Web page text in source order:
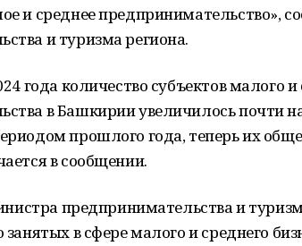
и среднее предпринимательство»,
и туризма региона.
года количество субъектов малого и
в Башкирии увеличилось почти
прошлого года, теперь их
в сообщении.
предпринимательства и
в сфере малого и среднего